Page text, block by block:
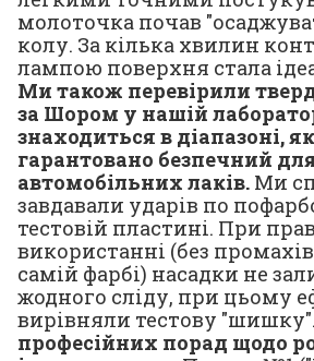
молоточка почав
колу. За кілька хвилин
лампою поверхня стала
Ми також перевірили
за Шором у нашій
знаходиться в діапазоні,
гарантовано безпечний
автомобільних лаків. Ми
завдавали ударів по
тестовій пластині. При
використанні (без
самій фарбі) насадки не
жодного сліду, при цьому
вирівняли тестову "шишку".
професійних порад щодо